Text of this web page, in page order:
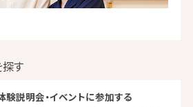
す
験説明会・イベントに参加する